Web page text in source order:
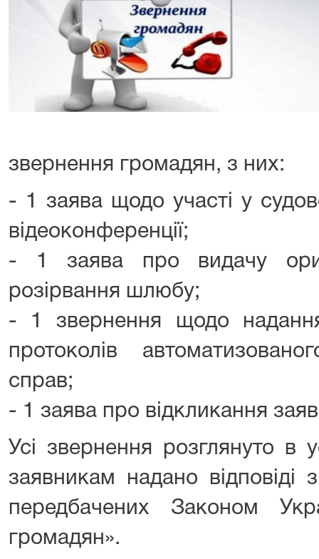
звернення громадян, з них:
- 1 заява щодо участі у
відеоконференції;
- 1 заява про видачу
розірвання шлюбу;
- 1 звернення щодо
протоколів
справ;
- 1 заява про відкликання
Усі звернення розглянуто в
заявникам надано відповіді
передбачених Законом
громадян».